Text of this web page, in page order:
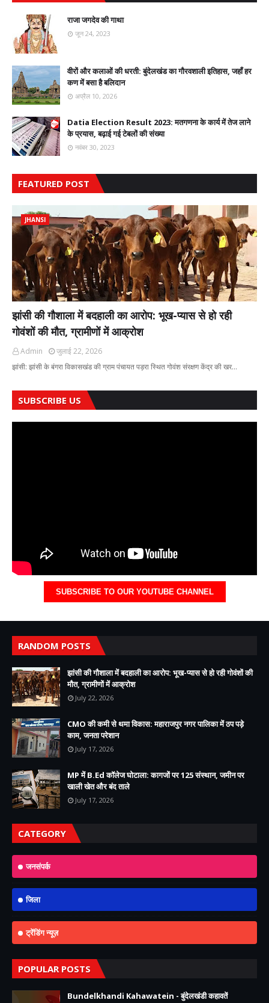
राजा जगदेव की गाथा
जून 24, 2023
वीरों और कलाओं की धरती: बुंदेलखंड का गौरवशाली इतिहास, जहाँ हर
कण में बसा है बलिदान
अप्रैल 10, 2026
Datia Election Result 2023: मतगणना के कार्य में तेज लाने
के प्रयास, बढ़ाई गई टेबलों की संख्या
नवंबर 30, 2023
FEATURED POST
JHANSI
झांसी की गौशाला में बदहाली का आरोप: भूख-प्यास से हो रही
गोवंशों की मौत, ग्रामीणों में आक्रोश
Admin
जुलाई 22, 2026
झांसी: झांसी के बंगरा विकासखंड की ग्राम पंचायत पड़रा स्थित गोवंश संरक्षण केंद्र की खर…
SUBSCRIBE US
SUBSCRIBE TO OUR YOUTUBE CHANNEL
RANDOM POSTS
झांसी की गौशाला में बदहाली का आरोप: भूख-प्यास से हो रही गोवंशों की
मौत, ग्रामीणों में आक्रोश
July 22, 2026
CMO की कमी से थमा विकास: महाराजपुर नगर पालिका में ठप पड़े
काम, जनता परेशान
July 17, 2026
MP में B.Ed कॉलेज घोटाला: कागजों पर 125 संस्थान, जमीन पर
खाली खेत और बंद ताले
July 17, 2026
CATEGORY
जनसंपर्क
जिला
ट्रेंडिंग न्यूज़
POPULAR POSTS
Bundelkhandi Kahawatein - बुंदेलखंडी कहावतें